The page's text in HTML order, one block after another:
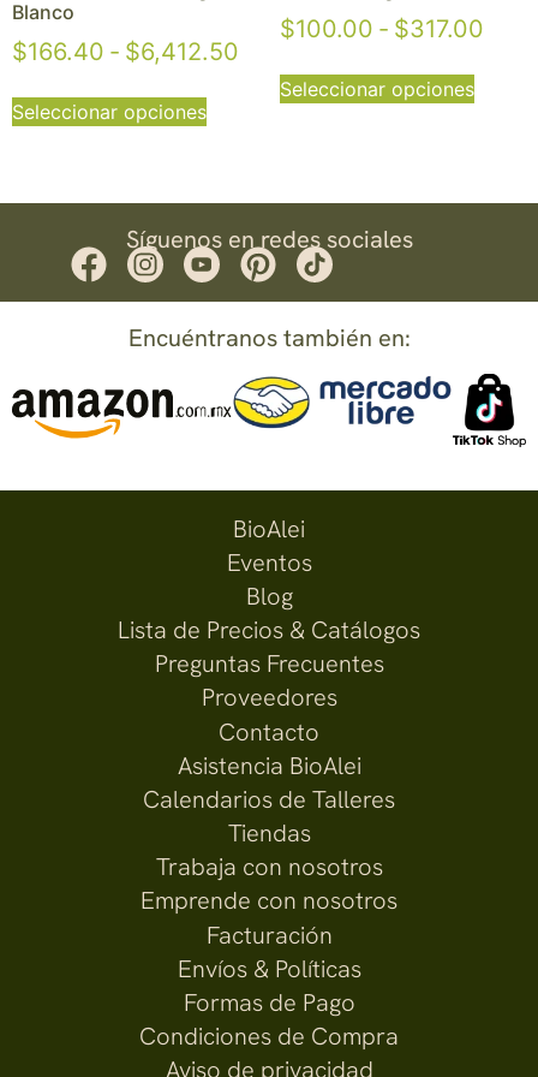
Blanco
$166.40 - $6,412.50
Seleccionar opciones
$100.00 - $317.00
Seleccionar opciones
Síguenos en redes sociales
Encuéntranos también en:
BioAlei
Eventos
Blog
Lista de Precios & Catálogos
Preguntas Frecuentes
Proveedores
Contacto
Asistencia BioAlei
Calendarios de Talleres
Tiendas
Trabaja con nosotros
Emprende con nosotros
Facturación
Envíos & Políticas
Formas de Pago
Condiciones de Compra
Aviso de privacidad